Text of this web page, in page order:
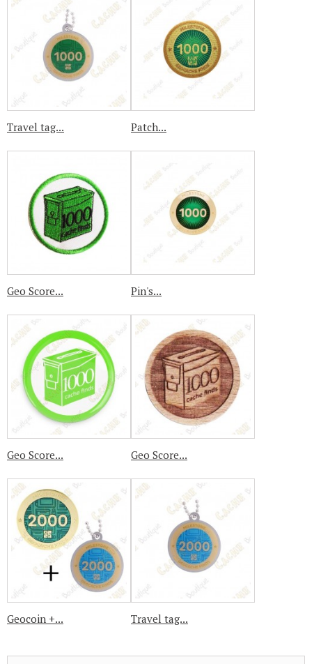
Travel tag... Patch...
Geo Score... Pin's...
Geo Score... Geo Score...
Geocoin +... Travel tag...